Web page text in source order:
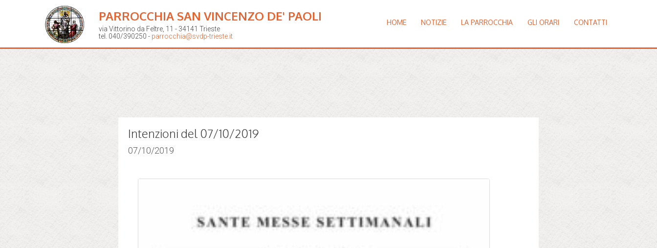
PARROCCHIA SAN VINCENZO DE' PAOLI
via Vittorino da Feltre, 11 - 34141 Trieste
tel. 040/390250 - parrocchia@svdp-trieste.it
HOME NOTIZIE LA PARROCCHIA GLI ORARI CONTATTI
Intenzioni del 07/10/2019
07/10/2019